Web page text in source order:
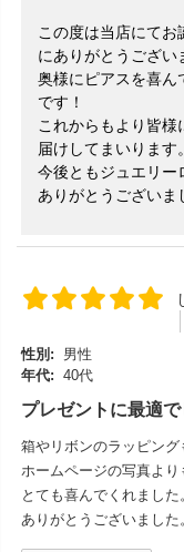
この度は当店にて
にありがとうござい
奥様にピアスを喜ん
です！
これからもより皆様
届けしてまいります。
今後ともジュエリー
ありがとうございま
性別:
男性
年代: 40代
プレゼントに最適で
箱やリボンのラッピング
ホームページの写真よ
とても喜んでくれました
ありがとうございました